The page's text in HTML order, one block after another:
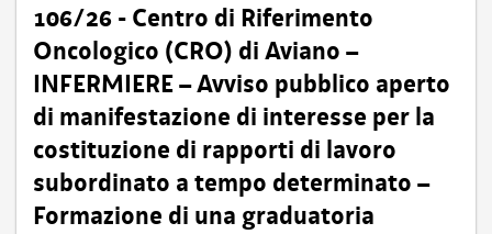
106/26 - Centro di Riferimento
Oncologico (CRO) di Aviano –
INFERMIERE – Avviso pubblico aperto
di manifestazione di interesse per la
costituzione di rapporti di lavoro
subordinato a tempo determinato –
Formazione di una graduatoria